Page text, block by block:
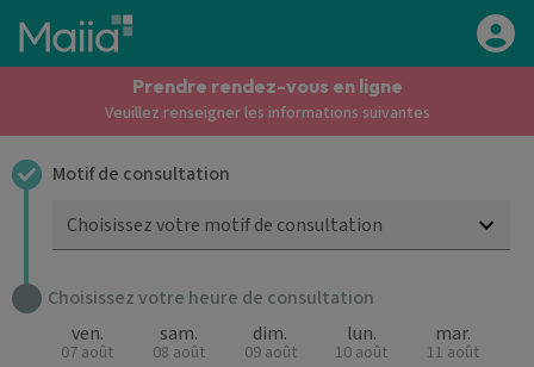
Aller au contenu principal
Prendre rendez-vous en ligne
Veuillez renseigner les informations suivantes
Motif de consultation
Choisissez votre motif de consultation
Choisissez votre heure de consultation
ven.
07 août
sam.
08 août
dim.
09 août
lun.
10 août
mar.
11 août